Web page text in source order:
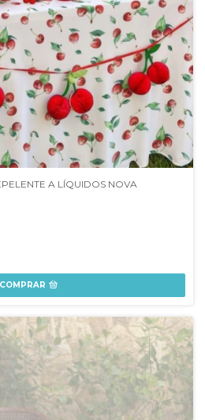
A LÍQUIDOS NOVA
COMPRAR